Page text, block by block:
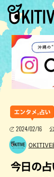
エンタメ,占い
2024/02/16
OKITIVE
今日の